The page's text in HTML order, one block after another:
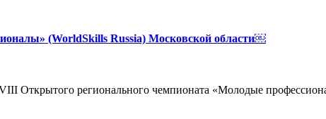
(WorldSkills Russia) Московской области￼
Открытого регионального чемпионата «Молодые